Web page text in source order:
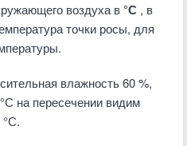
воздуха в °С , в
точки росы, для
влажность 60 %,
на пересечении видим
°С.